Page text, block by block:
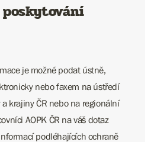
je možné podat ústně,
nebo faxem na ústředí
krajiny ČR nebo na regionální
AOPK ČR na váš dotaz
podléhajících ochraně